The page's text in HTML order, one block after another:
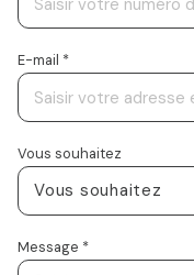
E-mail *
Vous souhaitez
Vous souhaitez
Message *